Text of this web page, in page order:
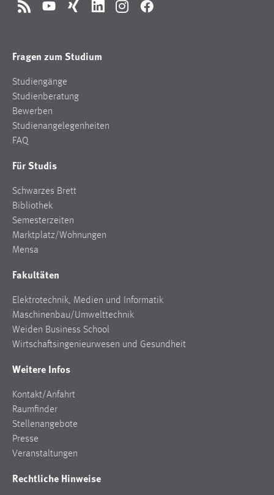
RSS YouTubeXing LinkedInInstagramFacebook
Fragen zum Studium
Studiengänge
Studienberatung
Bewerben
Studienangelegenheiten
FAQ
Für Studis
Schwarzes Brett
Bibliothek
Semesterzeiten
Marktplatz/Wohnungen
Mensa
Fakultäten
Elektrotechnik, Medien und Informatik
Maschinenbau/Umwelttechnik
Weiden Business School
Wirtschaftsingenieurwesen und Gesundheit
Weitere Infos
Kontakt/Anfahrt
Raumfinder
Stellenangebote
Presse
Veranstaltungen
Rechtliche Hinweise